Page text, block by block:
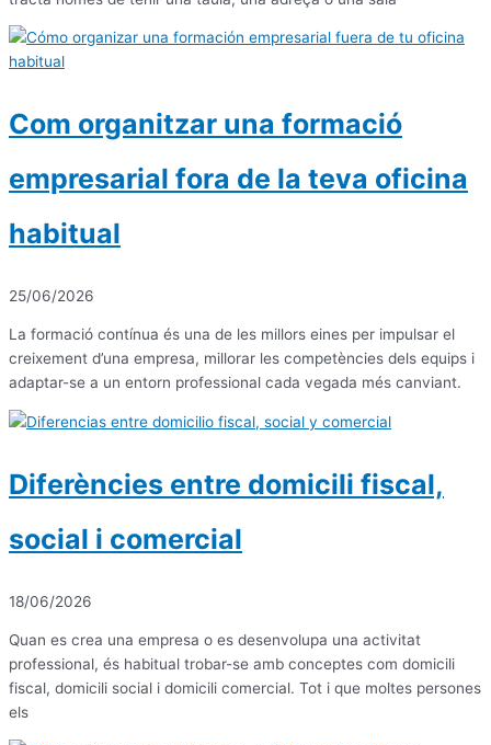
Com organitzar una formació
empresarial fora de la teva oficina
habitual
25/06/2026
La formació contínua és una de les millors eines per impulsar el
creixement d’una empresa, millorar les competències dels equips i
adaptar-se a un entorn professional cada vegada més canviant.
Diferències entre domicili fiscal,
social i comercial
18/06/2026
Quan es crea una empresa o es desenvolupa una activitat
professional, és habitual trobar-se amb conceptes com domicili
fiscal, domicili social i domicili comercial. Tot i que moltes persones
els